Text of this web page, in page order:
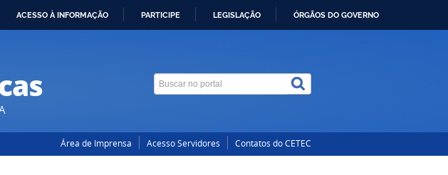
ACESSO À INFORMAÇÃO PARTICIPE LEGISLAÇÃO ÓRGÃOS DO GOVERNO
Área de Imprensa Acesso Servidores Contatos do CETEC